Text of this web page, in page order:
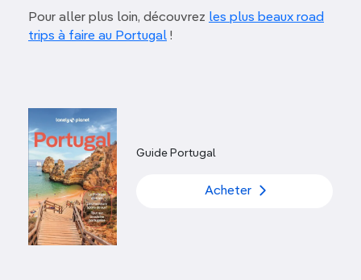
Pour aller plus loin, découvrez les plus beaux road
trips à faire au Portugal !
Guide Portugal
Acheter